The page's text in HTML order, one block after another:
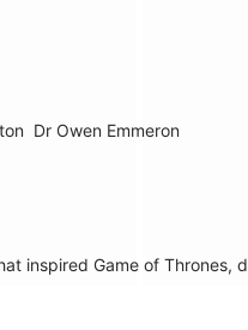
Dr Owen Emmeron
inspired Game of Thrones,